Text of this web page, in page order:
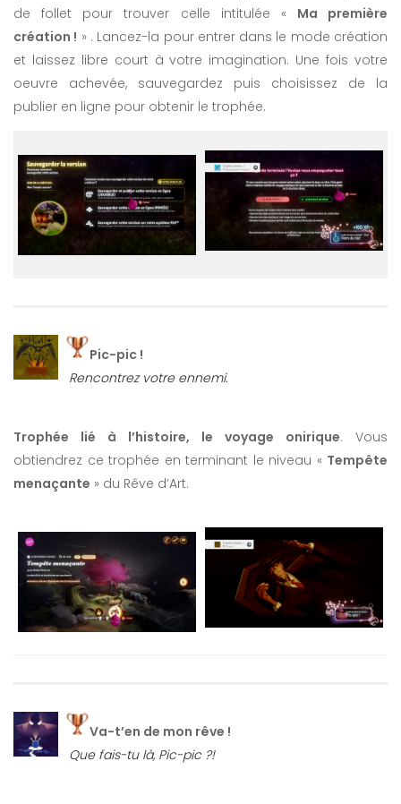
de follet pour trouver celle intitulée « Ma première
création ! » . Lancez-la pour entrer dans le mode création
et laissez libre court à votre imagination. Une fois votre
oeuvre achevée, sauvegardez puis choisissez de la
publier en ligne pour obtenir le trophée.
Pic-pic !
Rencontrez votre ennemi.
Trophée lié à l’histoire, le voyage onirique. Vous
obtiendrez ce trophée en terminant le niveau « Tempête
menaçante » du Rêve d’Art.
Va-t’en de mon rêve !
Que fais-tu là, Pic-pic ?!